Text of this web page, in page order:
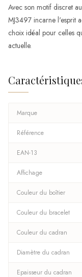
Avec son motif discret
MJ3497 incarne l'esprit
choix idéal pour celles
actuelle.
Marque
Référence
EAN-13
Affichage
Couleur du boîtier
Couleur du bracelet
Couleur du cadran
Diamètre du cadran
Epaisseur du cadran